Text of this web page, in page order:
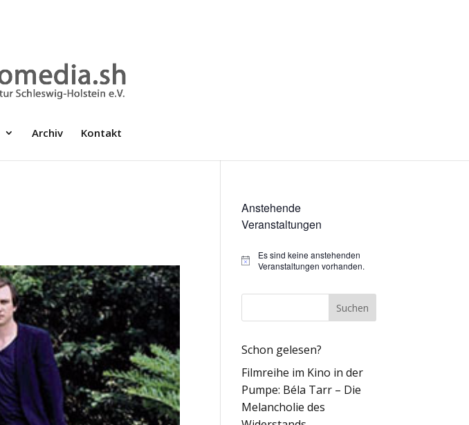
Archiv Kontakt
Anstehende
Veranstaltungen
Hinweis
Es sind keine anstehenden
Veranstaltungen vorhanden.
Schon gelesen?
Filmreihe im Kino in der
Pumpe: Béla Tarr – Die
Melancholie des